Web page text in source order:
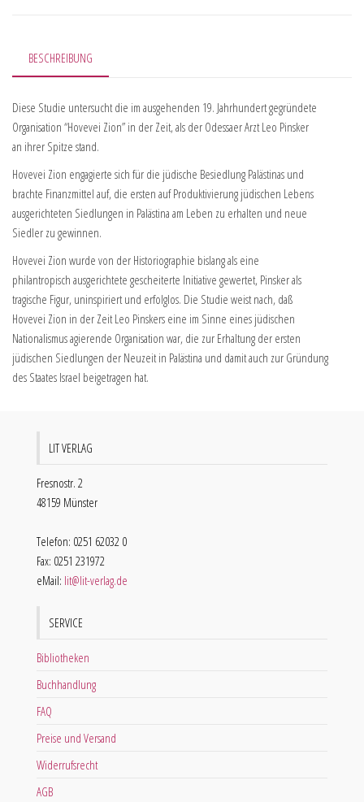
BESCHREIBUNG
Diese Studie untersucht die im ausgehenden 19. Jahrhundert gegründete
Organisation “Hovevei Zion” in der Zeit, als der Odessaer Arzt Leo Pinsker
an ihrer Spitze stand.
Hovevei Zion engagierte sich für die jüdische Besiedlung Palästinas und
brachte Finanzmittel auf, die ersten auf Produktivierung jüdischen Lebens
ausgerichteten Siedlungen in Palästina am Leben zu erhalten und neue
Siedler zu gewinnen.
Hovevei Zion wurde von der Historiographie bislang als eine
philantropisch ausgerichtete gescheiterte Initiative gewertet, Pinsker als
tragische Figur, uninspiriert und erfolglos. Die Studie weist nach, daß
Hovevei Zion in der Zeit Leo Pinskers eine im Sinne eines jüdischen
Nationalismus agierende Organisation war, die zur Erhaltung der ersten
jüdischen Siedlungen der Neuzeit in Palästina und damit auch zur Gründung
des Staates Israel beigetragen hat.
LIT VERLAG
Fresnostr. 2
48159 Münster
Telefon: 0251 62032 0
Fax: 0251 231972
eMail: lit@lit-verlag.de
SERVICE
Bibliotheken
Buchhandlung
FAQ
Preise und Versand
Widerrufsrecht
AGB